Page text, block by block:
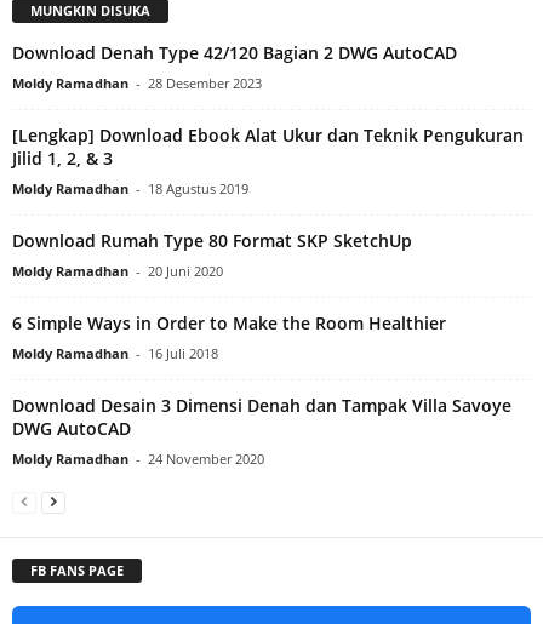
MUNGKIN DISUKA
Download Denah Type 42/120 Bagian 2 DWG AutoCAD
Moldy Ramadhan - 28 Desember 2023
[Lengkap] Download Ebook Alat Ukur dan Teknik Pengukuran
Jilid 1, 2, & 3
Moldy Ramadhan - 18 Agustus 2019
Download Rumah Type 80 Format SKP SketchUp
Moldy Ramadhan - 20 Juni 2020
6 Simple Ways in Order to Make the Room Healthier
Moldy Ramadhan - 16 Juli 2018
Download Desain 3 Dimensi Denah dan Tampak Villa Savoye
DWG AutoCAD
Moldy Ramadhan - 24 November 2020
FB FANS PAGE